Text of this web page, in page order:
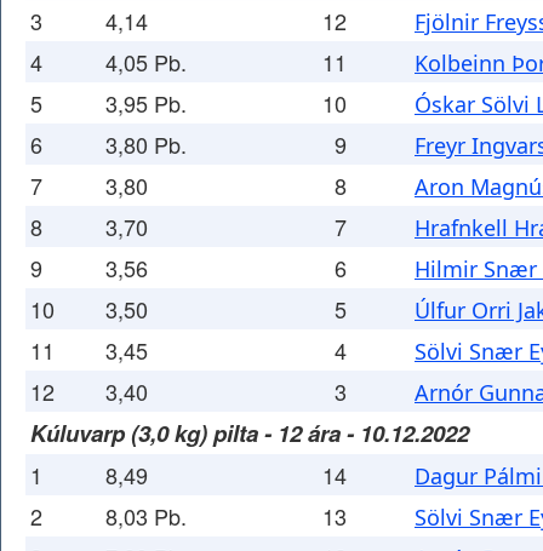
3 4,14 12 Fjölnir
4 4,05 Pb. 11 Kolbeinn
5 3,95 Pb. 10 Óskar Sölvi
6 3,80 Pb. 9 Freyr
7 3,80 8 Aron
8 3,70 7 Hrafnkell
9 3,56 6 Hilmir Snær
10 3,50 5 Úlfur Orri
11 3,45 4 Sölvi Snær
12 3,40 3 Arnór
Kúluvarp (3,0 kg) pilta - 12 ára - 10.12.2022
1 8,49 14 Dagur
2 8,03 Pb. 13 Sölvi Snær